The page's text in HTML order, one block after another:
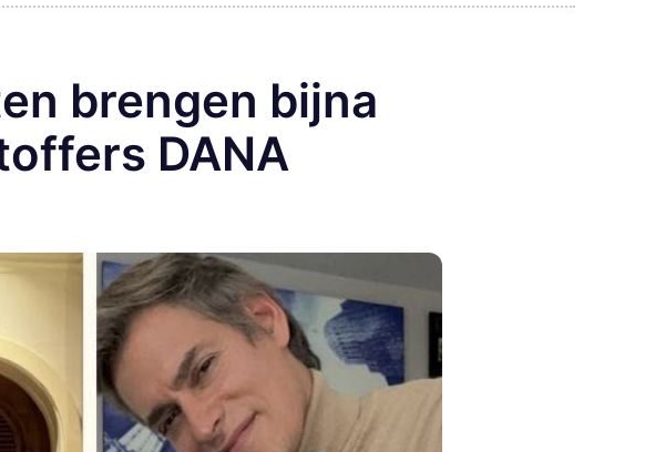
brengen bijna
DANA